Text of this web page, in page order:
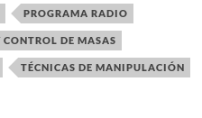
PROGRAMA RADIO
DE MASAS
TÉCNICAS DE MANIPULACIÓN